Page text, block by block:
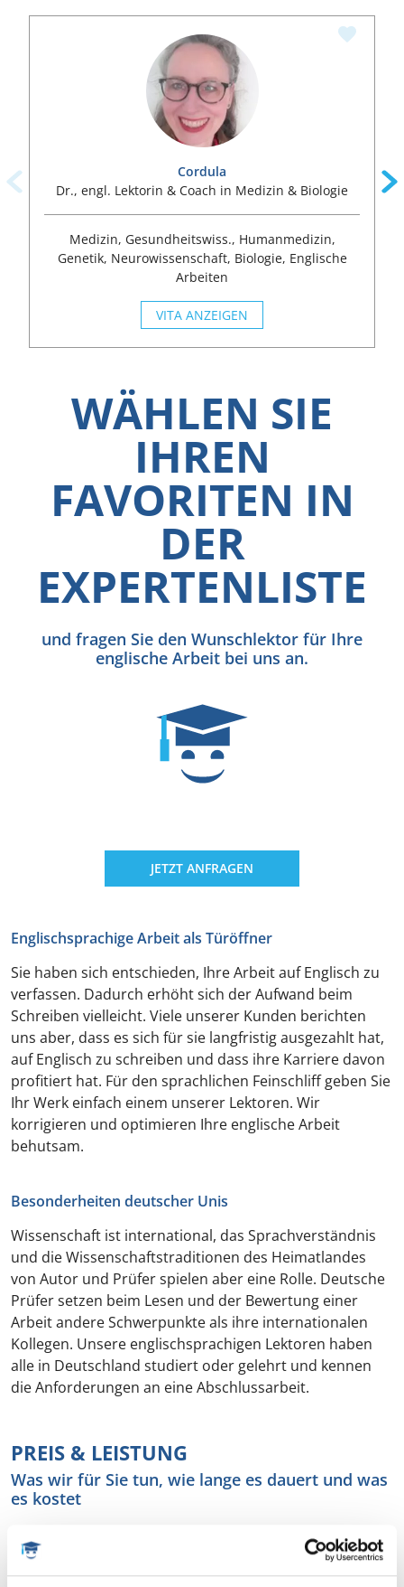
Cordula
Dr., engl. Lektorin & Coach in Medizin & Biologie
Medizin, Gesundheitswiss., Humanmedizin,
Genetik, Neurowissenschaft, Biologie, Englische
Arbeiten
VITA ANZEIGEN
WÄHLEN SIE
IHREN
FAVORITEN IN
DER
EXPERTENLISTE
und fragen Sie den Wunschlektor für Ihre
englische Arbeit bei uns an.
JETZT ANFRAGEN
Englischsprachige Arbeit als Türöffner
Sie haben sich entschieden, Ihre Arbeit auf Englisch zu
verfassen. Dadurch erhöht sich der Aufwand beim
Schreiben vielleicht. Viele unserer Kunden berichten
uns aber, dass es sich für sie langfristig ausgezahlt hat,
auf Englisch zu schreiben und dass ihre Karriere davon
profitiert hat. Für den sprachlichen Feinschliff geben Sie
Ihr Werk einfach einem unserer Lektoren. Wir
korrigieren und optimieren Ihre englische Arbeit
behutsam.
Besonderheiten deutscher Unis
Wissenschaft ist international, das Sprachverständnis
und die Wissenschafts­traditionen des Heimatlandes
von Autor und Prüfer spielen aber eine Rolle. Deutsche
Prüfer setzen beim Lesen und der Bewertung einer
Arbeit andere Schwerpunkte als ihre internationalen
Kollegen. Unsere englischsprachigen Lektoren haben
alle in Deutschland studiert oder gelehrt und kennen
die Anforderungen an eine Abschlussarbeit.
PREIS & LEISTUNG
Was wir für Sie tun, wie lange es dauert und was
es kostet
Jede Abschlussarbeit ist ein Unikat und wird von uns
auch so wertgeschätzt. Faktoren für den Preis sind die
von Ihnen gewünschte Intensität des Lektorats, der